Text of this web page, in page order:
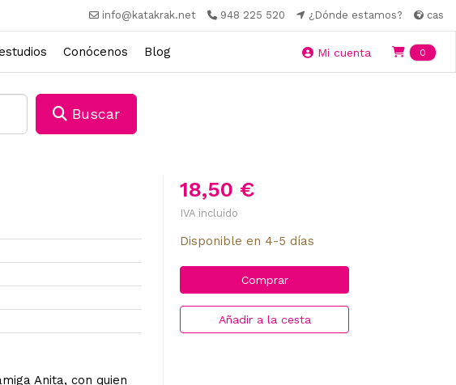
info@katakrak.net 948 225 520 ¿Dónde estamos? cas
Conócenos Blog Mi cuenta 0
Buscar
18,50 €
IVA incluido
Disponible en 4-5 días
Comprar
Añadir a la cesta
Anita, con quien